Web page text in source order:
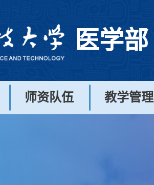
医学部
师资队伍 教学管理